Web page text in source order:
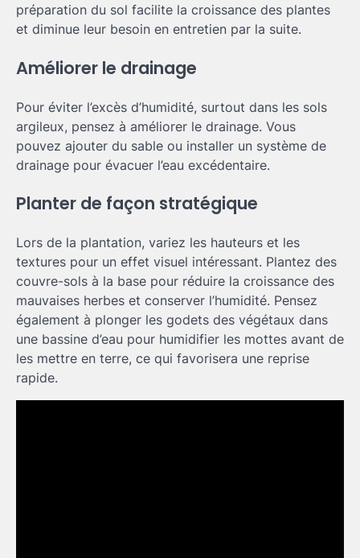
préparation du sol facilite la croissance des plantes
et diminue leur besoin en entretien par la suite.
Améliorer le drainage
Pour éviter l’excès d’humidité, surtout dans les sols
argileux, pensez à améliorer le drainage. Vous
pouvez ajouter du sable ou installer un système de
drainage pour évacuer l’eau excédentaire.
Planter de façon stratégique
Lors de la plantation, variez les hauteurs et les
textures pour un effet visuel intéressant. Plantez des
couvre-sols à la base pour réduire la croissance des
mauvaises herbes et conserver l’humidité. Pensez
également à plonger les godets des végétaux dans
une bassine d’eau pour humidifier les mottes avant de
les mettre en terre, ce qui favorisera une reprise
rapide.